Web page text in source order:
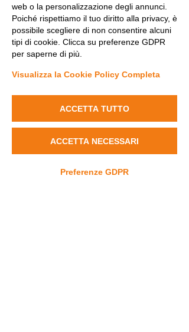
UNI UP
Commenti
web o la personalizzazione degli annunci.
Poiché rispettiamo il tuo diritto alla privacy, è
possibile scegliere di non consentire alcuni
tipi di cookie. Clicca su preferenze GDPR
per saperne di più.
Visualizza la Cookie Policy Completa
ACCETTA TUTTO
ACCETTA NECESSARI
Preferenze GDPR